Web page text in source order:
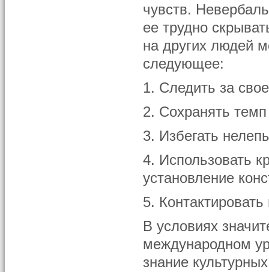
чувств.
ее трудно
на других людей
следующее:
1. Следить за
2. Сохранять
3. Избегать
4. Использовать
установление
5.
В условиях
международном
знание